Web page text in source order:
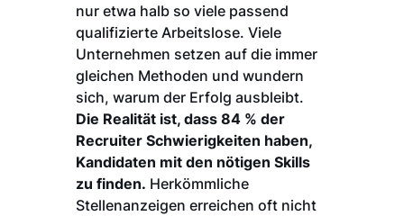
nur etwa halb so viele passend
qualifizierte Arbeitslose. Viele
Unternehmen setzen auf die immer
gleichen Methoden und wundern
sich, warum der Erfolg ausbleibt.
Die Realität ist, dass 84 % der
Recruiter Schwierigkeiten haben,
Kandidaten mit den nötigen Skills
zu finden. Herkömmliche
Stellenanzeigen erreichen oft nicht